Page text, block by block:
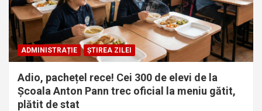
ADMINISTRAȚIE ȘTIREA ZILEI
Adio, pachețel rece! Cei 300 de elevi de la
Școala Anton Pann trec oficial la meniu gătit,
plătit de stat